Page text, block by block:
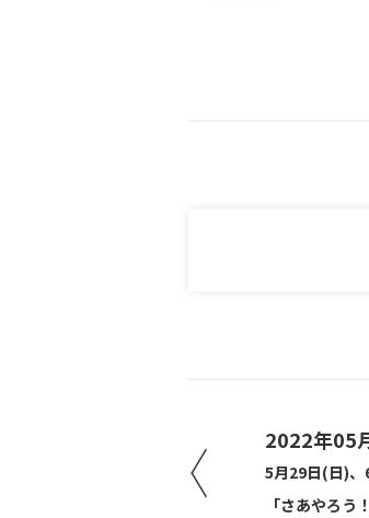
2022年05
5月29日(日)、
「さあやろう